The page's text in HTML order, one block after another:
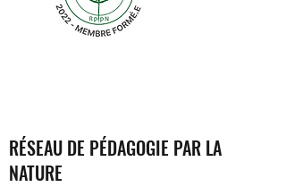
RÉSEAU DE PÉDAGOGIE PAR LA
NATURE